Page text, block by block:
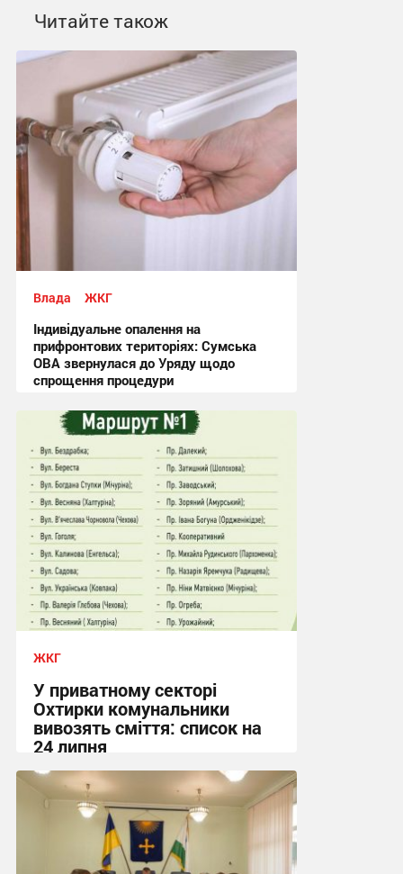
Читайте також
Влада ЖКГ
Індивідуальне опалення на
прифронтових територіях: Сумська
ОВА звернулася до Уряду щодо
спрощення процедури
09:03, 4.08.2026
ЖКГ
У приватному секторі
Охтирки комунальники
вивозять сміття: список на
24 липня
20:58, 23.07.2026